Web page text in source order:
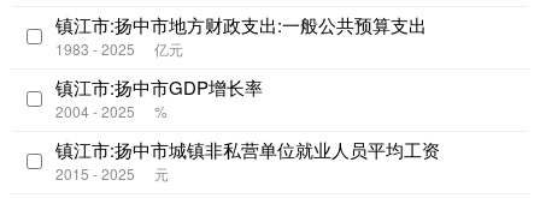
镇江市:扬中市地方财政支出:一般公共预算支出
1983 - 2025 亿元
镇江市:扬中市GDP增长率
2004 - 2025 %
镇江市:扬中市城镇非私营单位就业人员平均工资
2015 - 2025 元